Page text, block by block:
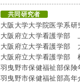
共同研究者
大阪大学大学院医学系
大阪府立大学看護学部
大阪府立大学看護学部
大阪府立大学看護学部
羽曳野市保健福祉部保
羽曳野市保健福祉部高